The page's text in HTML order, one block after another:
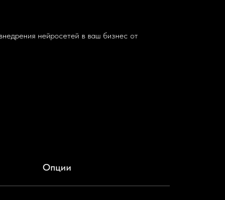
нейросетей в ваш бизнес от
Опции